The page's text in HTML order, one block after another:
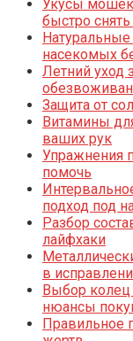
Укусы
быстро
насекомых
Летний уход
Защита от
Витамины
ваших рук
Упражнения
помочь
подход под
Разбор
лайфхаки
в
Выбор колец
нюансы
Правильное